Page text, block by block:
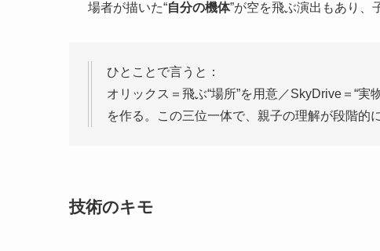
場者が描いた“自分の機体”が空を飛ぶ演出もあり、
ひとことで言うと：
オリックス＝飛ぶ“場所”を用意／SkyDrive＝“実
を作る。この三位一体で、親子の理解が段階的
技術のキモ